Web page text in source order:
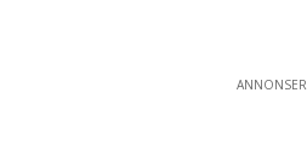
ANNONSER